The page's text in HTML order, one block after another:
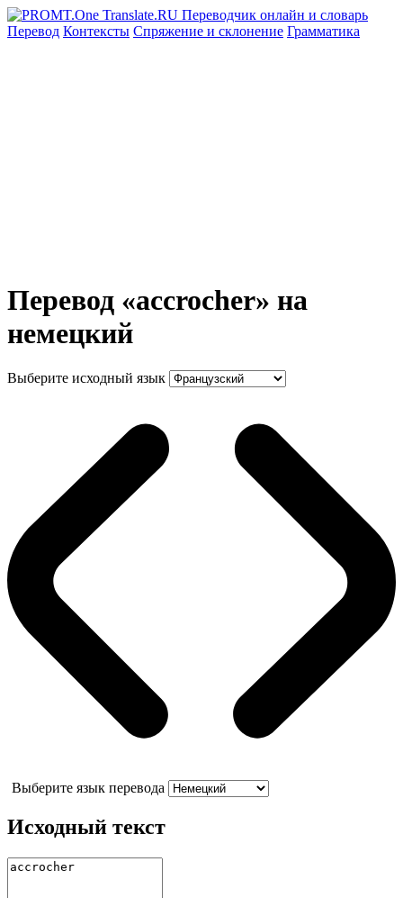
Перевод Контексты Спряжение и склонение Грамматика
Перевод «accrocher» на
немецкий
Выберите исходный язык
Выберите язык перевода
Исходный текст